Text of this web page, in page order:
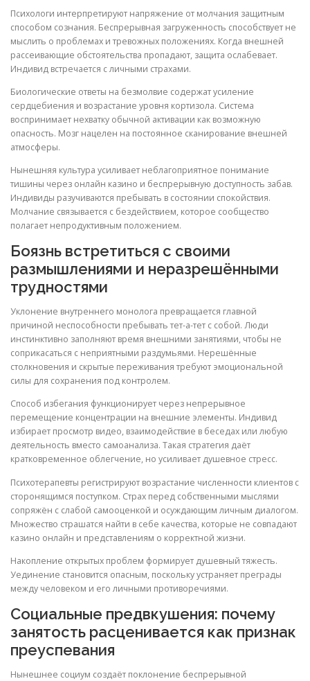
Психологи интерпретируют напряжение от молчания защитным
способом сознания. Беспрерывная загруженность способствует не
мыслить о проблемах и тревожных положениях. Когда внешней
рассеивающие обстоятельства пропадают, защита ослабевает.
Индивид встречается с личными страхами.
Биологические ответы на безмолвие содержат усиление
сердцебиения и возрастание уровня кортизола. Система
воспринимает нехватку обычной активации как возможную
опасность. Мозг нацелен на постоянное сканирование внешней
атмосферы.
Нынешняя культура усиливает неблагоприятное понимание
тишины через онлайн казино и беспрерывную доступность забав.
Индивиды разучиваются пребывать в состоянии спокойствия.
Молчание связывается с бездействием, которое сообщество
полагает непродуктивным положением.
Боязнь встретиться с своими
размышлениями и неразрешёнными
трудностями
Уклонение внутреннего монолога превращается главной
причиной неспособности пребывать тет-а-тет с собой. Люди
инстинктивно заполняют время внешними занятиями, чтобы не
соприкасаться с неприятными раздумьями. Нерешённые
столкновения и скрытые переживания требуют эмоциональной
силы для сохранения под контролем.
Способ избегания функционирует через непрерывное
перемещение концентрации на внешние элементы. Индивид
избирает просмотр видео, взаимодействие в беседах или любую
деятельность вместо самоанализа. Такая стратегия даёт
кратковременное облегчение, но усиливает душевное стресс.
Психотерапевты регистрируют возрастание численности клиентов с
сторонящимся поступком. Страх перед собственными мыслями
сопряжён с слабой самооценкой и осуждающим личным диалогом.
Множество страшатся найти в себе качества, которые не совпадают
казино онлайн и представлениям о корректной жизни.
Накопление открытых проблем формирует душевный тяжесть.
Уединение становится опасным, поскольку устраняет преграды
между человеком и его личными противоречиями.
Социальные предвкушения: почему
занятость расценивается как признак
преуспевания
Нынешнее социум создаёт поклонение беспрерывной